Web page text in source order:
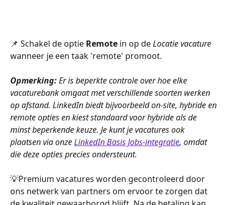
📌 Schakel de optie Remote in op de Locatie vacature
wanneer je een taak 'remote' promoot.
Opmerking: Er is beperkte controle over hoe elke
vacaturebank omgaat met verschillende soorten werken
op afstand. LinkedIn biedt bijvoorbeeld on-site, hybride en
remote opties en kiest standaard voor hybride als de
minst beperkende keuze. Je kunt je vacatures ook
plaatsen via onze LinkedIn Basis Jobs-integratie, omdat
die deze opties precies ondersteunt.
💡Premium vacatures worden gecontroleerd door
ons netwerk van partners om ervoor te zorgen dat